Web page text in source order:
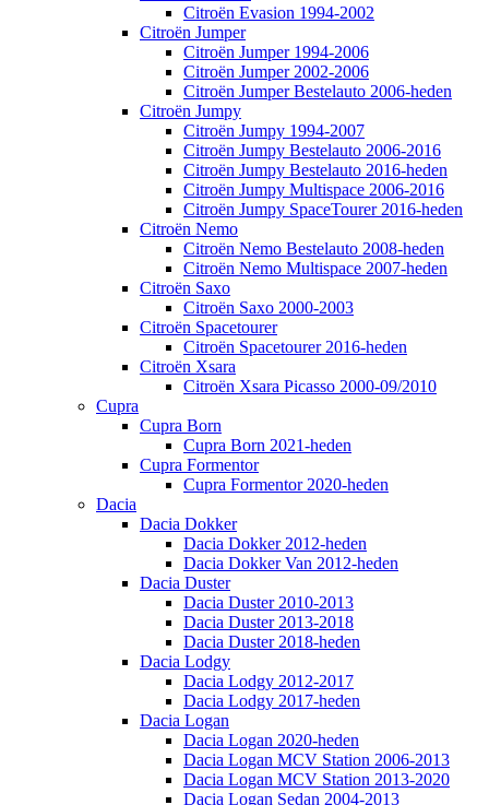
Citroën Evasion 1994-2002
Citroën Jumper
Citroën Jumper 1994-2006
Citroën Jumper 2002-2006
Citroën Jumper Bestelauto 2006-heden
Citroën Jumpy
Citroën Jumpy 1994-2007
Citroën Jumpy Bestelauto 2006-2016
Citroën Jumpy Bestelauto 2016-heden
Citroën Jumpy Multispace 2006-2016
Citroën Jumpy SpaceTourer 2016-heden
Citroën Nemo
Citroën Nemo Bestelauto 2008-heden
Citroën Nemo Multispace 2007-heden
Citroën Saxo
Citroën Saxo 2000-2003
Citroën Spacetourer
Citroën Spacetourer 2016-heden
Citroën Xsara
Citroën Xsara Picasso 2000-09/2010
Cupra
Cupra Born
Cupra Born 2021-heden
Cupra Formentor
Cupra Formentor 2020-heden
Dacia
Dacia Dokker
Dacia Dokker 2012-heden
Dacia Dokker Van 2012-heden
Dacia Duster
Dacia Duster 2010-2013
Dacia Duster 2013-2018
Dacia Duster 2018-heden
Dacia Lodgy
Dacia Lodgy 2012-2017
Dacia Lodgy 2017-heden
Dacia Logan
Dacia Logan 2020-heden
Dacia Logan MCV Station 2006-2013
Dacia Logan MCV Station 2013-2020
Dacia Logan Sedan 2004-2013